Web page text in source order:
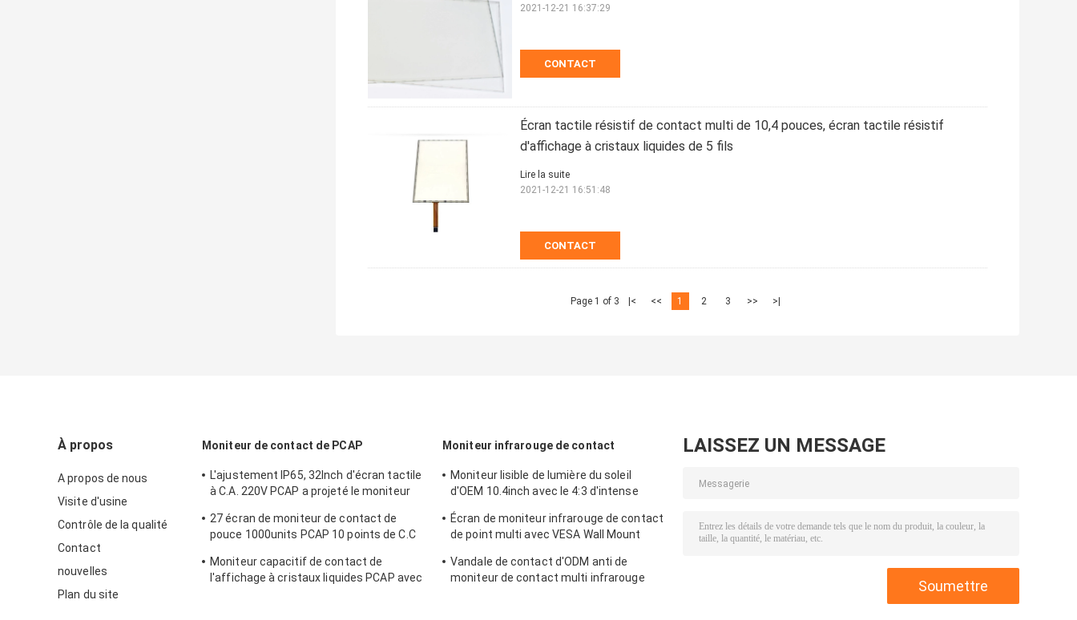
CONTACT
2021-12-21 16:37:29
Écran tactile résistif de contact multi de 10,4 pouces, écran tactile résistif
d'affichage à cristaux liquides de 5 fils
CONTACT
Lire la suite
2021-12-21 16:51:48
Page 1 of 3 |< << 1 2 3 >> >|
À propos
A propos de nous
Visite d'usine
Contrôle de la qualité
Contact
nouvelles
Plan du site
Moniteur de contact de PCAP
L'ajustement IP65, 32Inch d'écran tactile
à C.A. 220V PCAP a projeté le moniteur
27 écran de moniteur de contact de
pouce 1000units PCAP 10 points de C.C
Moniteur capacitif de contact de
l'affichage à cristaux liquides PCAP avec
Moniteur infrarouge de contact
Moniteur lisible de lumière du soleil
d'OEM 10.4inch avec le 4:3 d'intense
Écran de moniteur infrarouge de contact
de point multi avec VESA Wall Mount
Vandale de contact d'ODM anti de
moniteur de contact multi infrarouge
LAISSEZ UN MESSAGE